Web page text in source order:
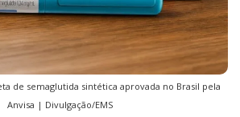
de semaglutida sintética aprovada no Brasil pela
Anvisa | Divulgação/EMS